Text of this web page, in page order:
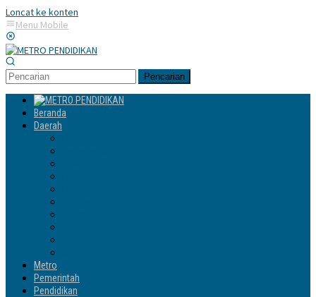
Loncat ke konten
Menu Mobile
Pencarian
Beranda
Daerah
Metro
Pemerintah
Pendidikan